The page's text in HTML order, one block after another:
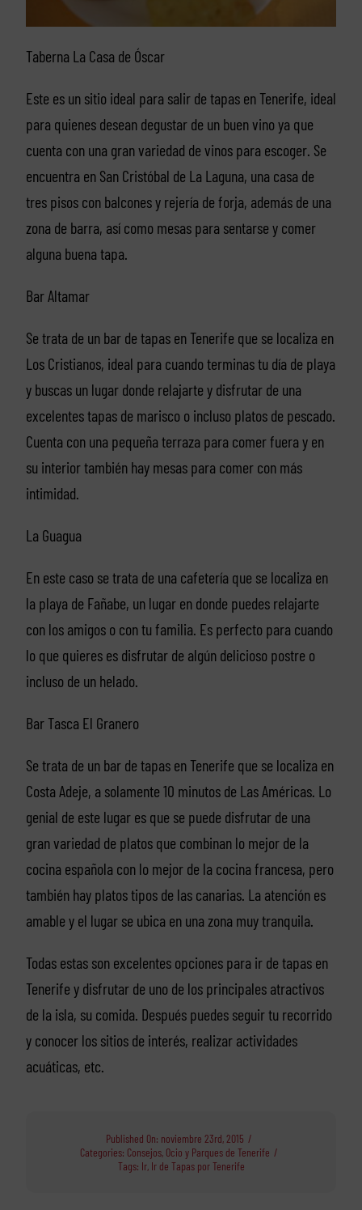
Taberna La Casa de Óscar
Este es un sitio ideal para salir de tapas en Tenerife, ideal
para quienes desean degustar de un buen vino ya que
cuenta con una gran variedad de vinos para escoger. Se
encuentra en San Cristóbal de La Laguna, una casa de
tres pisos con balcones y rejería de forja, además de una
zona de barra, así como mesas para sentarse y comer
alguna buena tapa.
Bar Altamar
Se trata de un bar de tapas en Tenerife que se localiza en
Los Cristianos, ideal para cuando terminas tu día de playa
y buscas un lugar donde relajarte y disfrutar de una
excelentes tapas de marisco o incluso platos de pescado.
Cuenta con una pequeña terraza para comer fuera y en
su interior también hay mesas para comer con más
intimidad.
La Guagua
En este caso se trata de una cafetería que se localiza en
la playa de Fañabe, un lugar en donde puedes relajarte
con los amigos o con tu familia. Es perfecto para cuando
lo que quieres es disfrutar de algún delicioso postre o
incluso de un helado.
Bar Tasca El Granero
Se trata de un bar de tapas en Tenerife que se localiza en
Costa Adeje, a solamente 10 minutos de Las Américas. Lo
genial de este lugar es que se puede disfrutar de una
gran variedad de platos que combinan lo mejor de la
cocina española con lo mejor de la cocina francesa, pero
también hay platos tipos de las canarias. La atención es
amable y el lugar se ubica en una zona muy tranquila.
Todas estas son excelentes opciones para ir de tapas en
Tenerife y disfrutar de uno de los principales atractivos
de la isla, su comida. Después puedes seguir tu recorrido
y conocer los sitios de interés, realizar actividades
acuáticas, etc.
Published On: noviembre 23rd, 2015 /
Categories: Consejos, Ocio y Parques de Tenerife /
Tags: Ir, Ir de Tapas por Tenerife